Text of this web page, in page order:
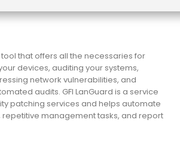
that offers all the necessaries for
devices, auditing your systems,
network vulnerabilities, and
audits. GFI LanGuard is a service
patching services and helps automate
repetitive management tasks, and report